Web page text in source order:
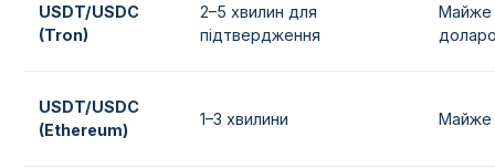
USDT/USDC
(Tron)
2–5 хвилин для
підтвердження
Майже
USDT/USDC
(Ethereum)
1–3 хвилини Майже